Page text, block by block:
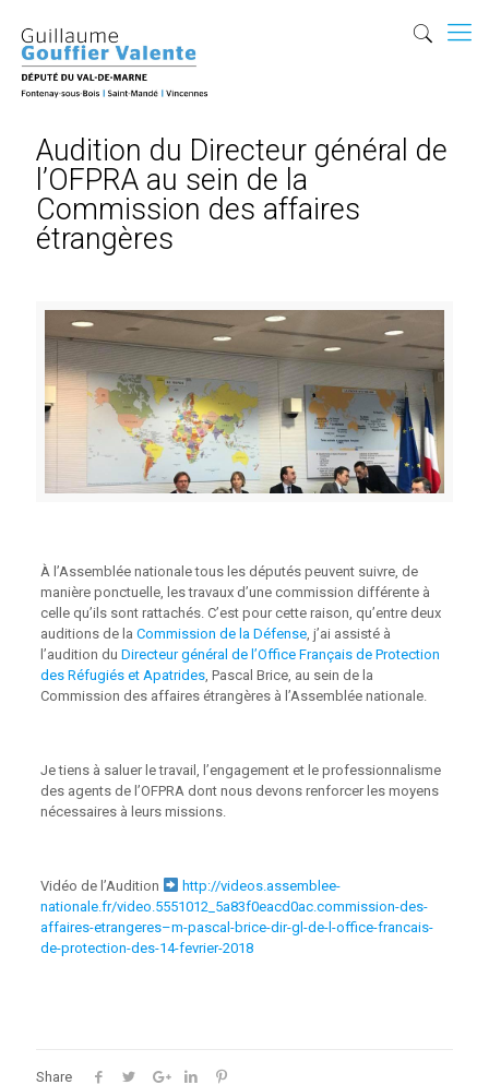
Audition du Directeur général de
l’OFPRA au sein de la
Commission des affaires
étrangères
À l’Assemblée nationale tous les députés peuvent suivre, de
manière ponctuelle, les travaux d’une commission différente à
celle qu’ils sont rattachés. C’est pour cette raison, qu’entre deux
auditions de la Commission de la Défense, j’ai assisté à
l’audition du Directeur général de l’Office Français de Protection
des Réfugiés et Apatrides, Pascal Brice, au sein de la
Commission des affaires étrangères à l’Assemblée nationale.
Je tiens à saluer le travail, l’engagement et le professionnalisme
des agents de l’OFPRA dont nous devons renforcer les moyens
nécessaires à leurs missions.
Vidéo de l’Audition
http://videos.assemblee-
nationale.fr/video.5551012_5a83f0eacd0ac.commission-des-
affaires-etrangeres–m-pascal-brice-dir-gl-de-l-office-francais-
de-protection-des-14-fevrier-2018
Share